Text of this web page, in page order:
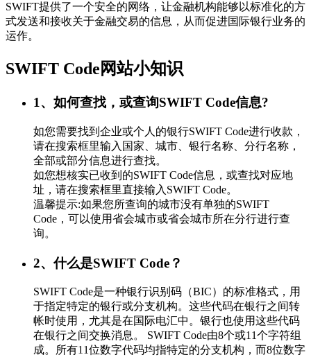
SWIFT提供了一个安全的网络，让金融机构能够以标准化的方
式发送和接收关于金融交易的信息，从而促进国际银行业务的
运作。
SWIFT Code网站小知识
1、如何查找，或查询SWIFT Code信息?
如您需要找到企业或个人的银行SWIFT Code进行收款，
请在搜索框里输入国家、城市、银行名称、分行名称，
全部或部分信息进行查找。
如您想核实已收到的SWIFT Code信息，或查找对应地
址，请在搜索框里直接输入SWIFT Code。
温馨提示:如果您所查询的城市没有单独的SWIFT
Code，可以使用省会城市或省会城市所在分行进行查
询。
2、什么是SWIFT Code？
SWIFT Code是一种银行识别码（BIC）的标准格式，用
于指定特定的银行或分支机构。这些代码在银行之间转
帐时使用，尤其是在国际电汇中。银行也使用这些代码
在银行之间交换消息。 SWIFT Code由8个或11个字符组
成。所有11位数字代码均指特定的分支机构，而8位数字